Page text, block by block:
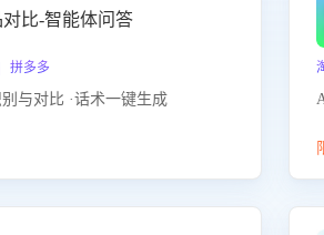
比-智能体问答
多多
与对比 ·话术一键生成